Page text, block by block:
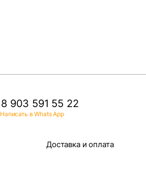
8 903 591 55 22
Написать в Whats App
Доставка и оплата